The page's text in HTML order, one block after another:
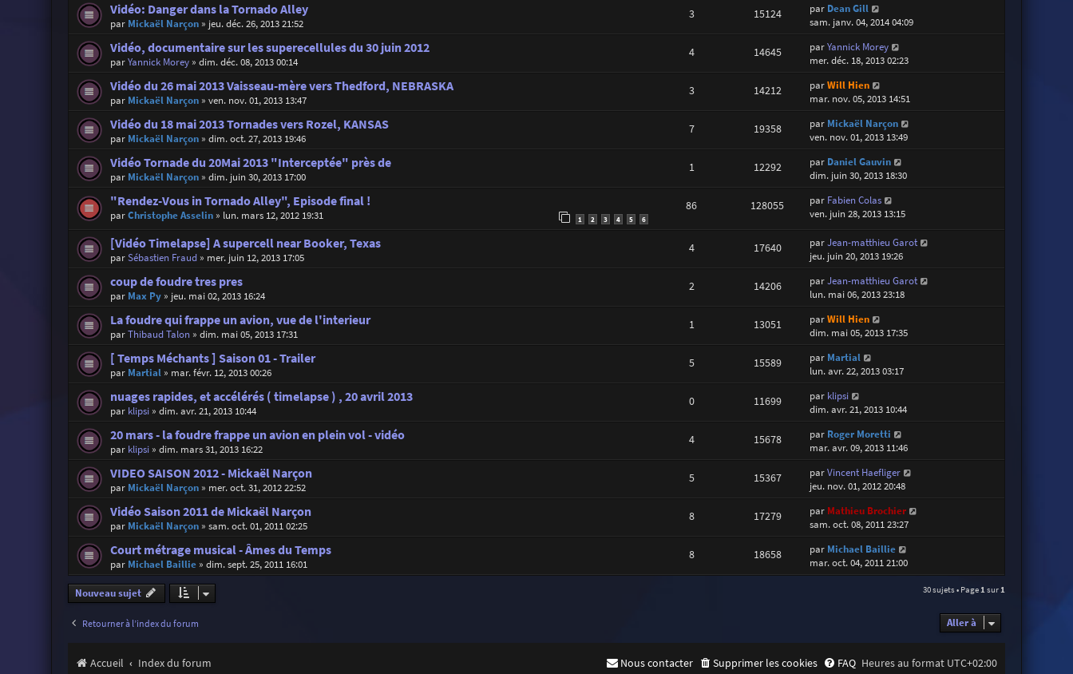
Vidéo: Danger dans la Tornado Alley
par Mickaël Narçon» jeu. déc. 26, 2013 21:52
3 15124 par Dean Gill
sam. janv. 04, 2014 04:09
Vidéo, documentaire sur les superecellules du 30 juin 2012
parYannick Morey» dim. déc. 08, 2013 00:14
4 14645 parYannick Morey
mer. déc. 18, 2013 02:23
Vidéo du 26 mai 2013 Vaisseau-mère vers Thedford, NEBRASKA
par Mickaël Narçon» ven. nov. 01, 2013 13:47
3 14212 parWill Hien
mar. nov. 05, 2013 14:51
Vidéo du 18 mai 2013 Tornades vers Rozel, KANSAS
par Mickaël Narçon» dim. oct. 27, 2013 19:46
7 19358 par Mickaël Narçon
ven. nov. 01, 2013 13:49
Vidéo Tornade du 20Mai 2013 "Interceptée" près de
par Mickaël Narçon» dim. juin 30, 2013 17:00
1 12292 par Daniel Gauvin
dim. juin 30, 2013 18:30
"Rendez-Vous in Tornado Alley", Episode final !
parChristophe Asselin» lun. mars 12, 2012 19:31 1 2 3 4 5 6
86 128055 par Fabien Colas
ven. juin 28, 2013 13:15
[Vidéo Timelapse] A supercell near Booker, Texas
parSébastien Fraud» mer. juin 12, 2013 17:05
4 17640 parJean-matthieu Garot
jeu. juin 20, 2013 19:26
coup de foudre tres pres
par Max Py» jeu. mai 02, 2013 16:24
2 14206 parJean-matthieu Garot
lun. mai 06, 2013 23:18
La foudre qui frappe un avion, vue de l'interieur
parThibaud Talon» dim. mai 05, 2013 17:31
1 13051 parWill Hien
dim. mai 05, 2013 17:35
[ Temps Méchants ] Saison 01 - Trailer
par Martial» mar. févr. 12, 2013 00:26
5 15589 par Martial
lun. avr. 22, 2013 03:17
nuages rapides, et accélérés ( timelapse ) , 20 avril 2013
par klipsi» dim. avr. 21, 2013 10:44
0 11699 par klipsi
dim. avr. 21, 2013 10:44
20 mars - la foudre frappe un avion en plein vol - vidéo
par klipsi» dim. mars 31, 2013 16:22
4 15678 par Roger Moretti
mar. avr. 09, 2013 11:46
VIDEO SAISON 2012 - Mickaël Narçon
par Mickaël Narçon» mer. oct. 31, 2012 22:52
5 15367 parVincent Haefliger
jeu. nov. 01, 2012 20:48
Vidéo Saison 2011 de Mickaël Narçon
par Mickaël Narçon» sam. oct. 01, 2011 02:25
8 17279 par Mathieu Brochier
sam. oct. 08, 2011 23:27
Court métrage musical - Âmes du Temps
par Michael Baillie» dim. sept. 25, 2011 16:01
8 18658 par Michael Baillie
mar. oct. 04, 2011 21:00
Nouveau sujet 30 sujets • Page1sur1
Retourner à l’index du forum Aller à
Accueil Index du forum Heures au format UTC+02:00
FAQ
Supprimer les cookies
Nous contacter